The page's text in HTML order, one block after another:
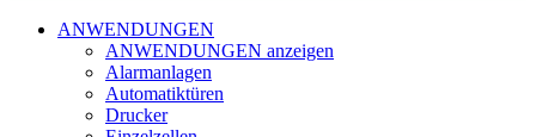
ANWENDUNGEN
ANWENDUNGEN anzeigen
Alarmanlagen
Automatiktüren
Drucker